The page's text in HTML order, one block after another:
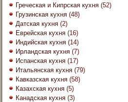
Греческая и Кипрская кухня (52)
Грузинская кухня (48)
Датская кухня (2)
Еврейская кухня (16)
Индийская кухня (14)
Ирландская кухня (7)
Испанская кухня (17)
Итальянская кухня (79)
Кавказская кухня (58)
Казахская кухня (5)
Канадская кухня (3)